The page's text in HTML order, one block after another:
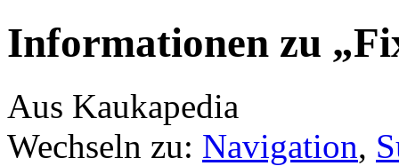
Informationen zu
Aus Kaukapedia
Wechseln zu: Navigation,